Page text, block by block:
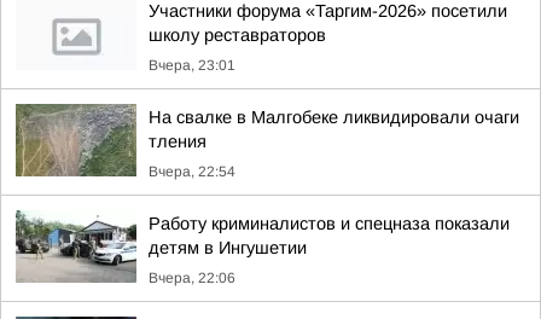
Участники форума «Таргим-2026» посетили
школу реставраторов
Вчера, 23:01
На свалке в Малгобеке ликвидировали очаги
тления
Вчера, 22:54
Работу криминалистов и спецназа показали
детям в Ингушетии
Вчера, 22:06